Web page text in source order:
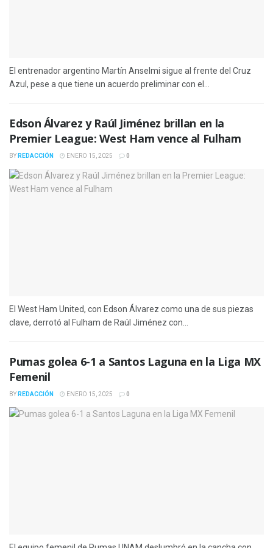
El entrenador argentino Martín Anselmi sigue al frente del Cruz
Azul, pese a que tiene un acuerdo preliminar con el...
Edson Álvarez y Raúl Jiménez brillan en la
Premier League: West Ham vence al Fulham
BY REDACCIÓN ENERO 15, 2025 0
El West Ham United, con Edson Álvarez como una de sus piezas
clave, derrotó al Fulham de Raúl Jiménez con...
Pumas golea 6-1 a Santos Laguna en la Liga MX
Femenil
BY REDACCIÓN ENERO 15, 2025 0